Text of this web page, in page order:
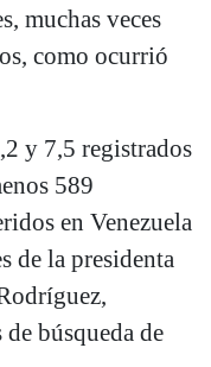
muchas veces
como ocurrió
y 7,5 registrados
589
en Venezuela
de la presidenta
búsqueda de